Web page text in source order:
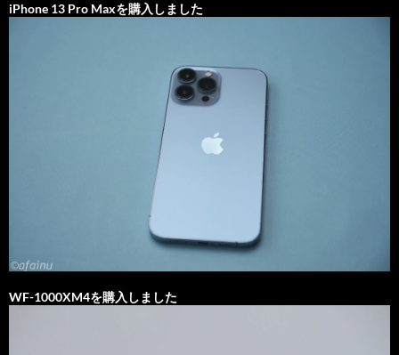
iPhone 13 Pro Maxを購入しました
WF-1000XM4を購入しました